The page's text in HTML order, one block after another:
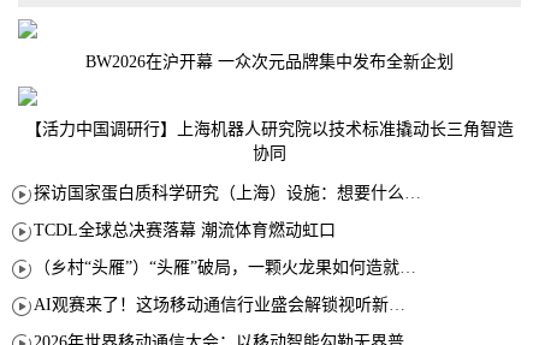
BW2026在沪开幕 一众次元品牌集中发布全新企划
【活力中国调研行】上海机器人研究院以技术标准撬动长三角智造
协同
TCDL全球总决赛落幕 潮流体育燃动虹口